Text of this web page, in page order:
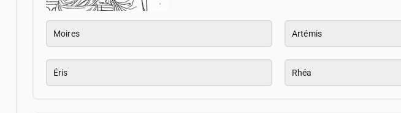
Moires Artémis
Éris Rhéa